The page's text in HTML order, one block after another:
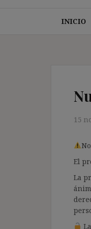
INICIO
15
El
La